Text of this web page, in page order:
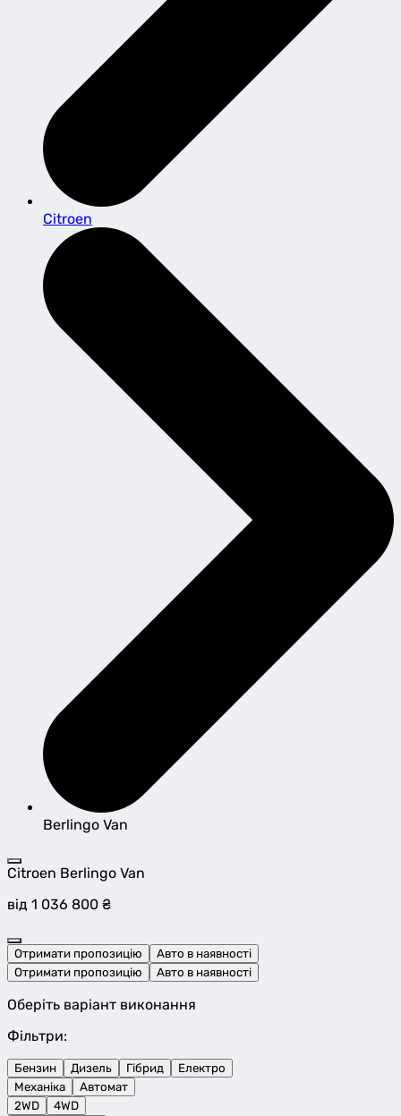
Citroen
Berlingo Van
Citroen Berlingo Van
від 1 036 800 ₴
Отримати пропозицію
Авто в наявності
Отримати пропозицію
Авто в наявності
Оберіть варіант виконання
Фільтри:
Бензин Дизель Гібрид
Електро
Механіка
Автомат
2WD
4WD